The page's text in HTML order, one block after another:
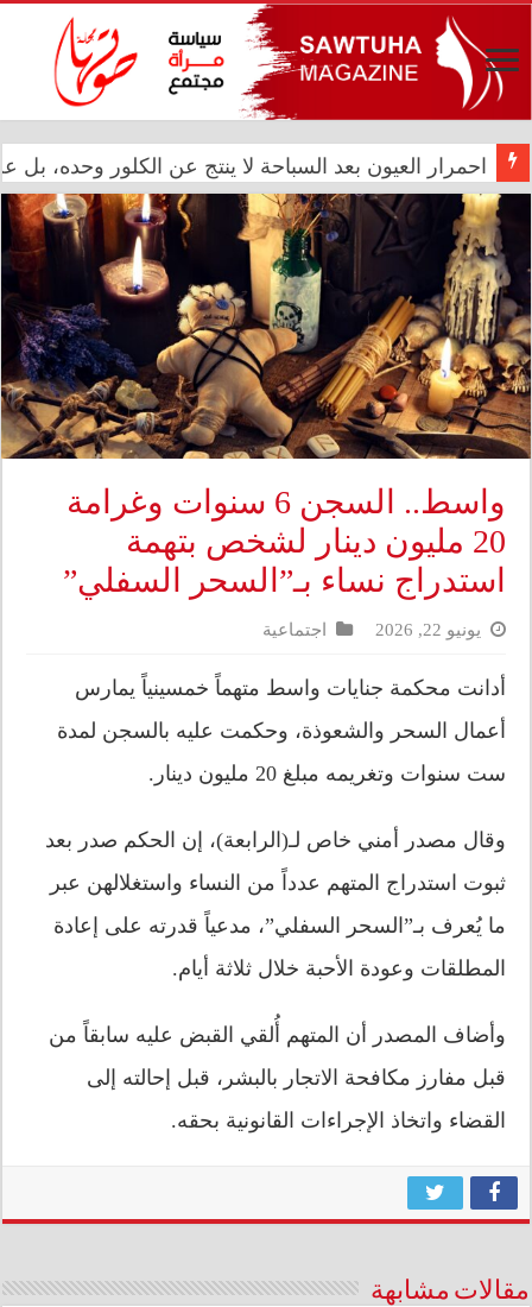
احمرار العيون بعد السباحة لا ينتج عن الكلور وحده،
المعموري تشارك في احتفال سفارة المملكة المغربية بالذكرى الـ27
واسط.. السجن 6 سنوات وغرامة
20 مليون دينار لشخص بتهمة
استدراج نساء بـ”السحر السفلي”
يونيو 22, 2026 اجتماعية
أدانت محكمة جنايات واسط متهماً خمسينياً يمارس
أعمال السحر والشعوذة، وحكمت عليه بالسجن لمدة
ست سنوات وتغريمه مبلغ 20 مليون دينار.
وقال مصدر أمني خاص لـ(الرابعة)، إن الحكم صدر بعد
ثبوت استدراج المتهم عدداً من النساء واستغلالهن عبر
ما يُعرف بـ”السحر السفلي”، مدعياً قدرته على إعادة
المطلقات وعودة الأحبة خلال ثلاثة أيام.
وأضاف المصدر أن المتهم أُلقي القبض عليه سابقاً من
قبل مفارز مكافحة الاتجار بالبشر، قبل إحالته إلى
القضاء واتخاذ الإجراءات القانونية بحقه.
مقالات مشابهة